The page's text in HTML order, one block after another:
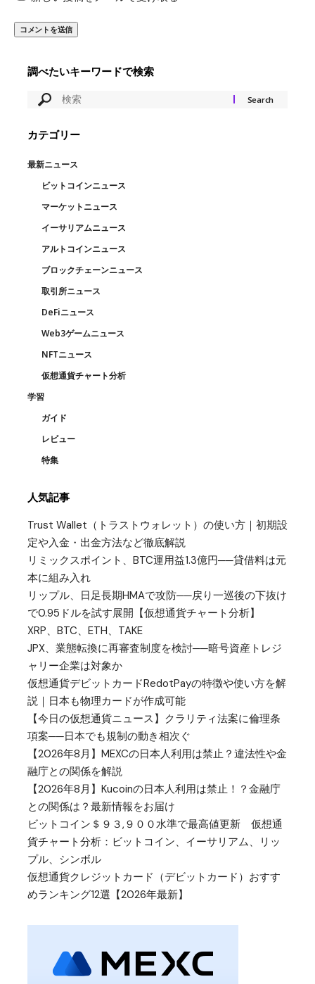
調べたいキーワードで検索
カテゴリー
最新ニュース
ビットコインニュース
マーケットニュース
イーサリアムニュース
アルトコインニュース
ブロックチェーンニュース
取引所ニュース
DeFiニュース
Web3ゲームニュース
NFTニュース
仮想通貨チャート分析
学習
ガイド
レビュー
特集
人気記事
Trust Wallet（トラストウォレット）の使い方｜初期設
定や入金・出金方法など徹底解説
リミックスポイント、BTC運用益1.3億円──貸借料は元
本に組み入れ
リップル、日足長期HMAで攻防──戻り一巡後の下抜け
で0.95ドルを試す展開【仮想通貨チャート分析】
XRP、BTC、ETH、TAKE
JPX、業態転換に再審査制度を検討──暗号資産トレジ
ャリー企業は対象か
仮想通貨デビットカードRedotPayの特徴や使い方を解
説｜日本も物理カードが作成可能
【今日の仮想通貨ニュース】クラリティ法案に倫理条
項案──日本でも規制の動き相次ぐ
【2026年8月】MEXCの日本人利用は禁止？違法性や金
融庁との関係を解説
【2026年8月】Kucoinの日本人利用は禁止！？金融庁
との関係は？最新情報をお届け
ビットコイン＄９３,９００水準で最高値更新 仮想通
貨チャート分析：ビットコイン、イーサリアム、リッ
プル、シンボル
仮想通貨クレジットカード（デビットカード）おすす
めランキング12選【2026年最新】